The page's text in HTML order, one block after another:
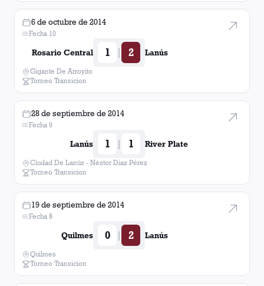
6 de octubre de 2014
Fecha 10
Rosario Central 1 | 2 Lanús
Gigante De Arroyito
Torneo Transicion
28 de septiembre de 2014
Fecha 9
Lanús 1 | 1 River Plate
Ciudad De Lanús - Néstor Diaz Pérez
Torneo Transicion
19 de septiembre de 2014
Fecha 8
Quilmes 0 | 2 Lanús
Quilmes
Torneo Transicion